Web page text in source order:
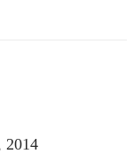
2014